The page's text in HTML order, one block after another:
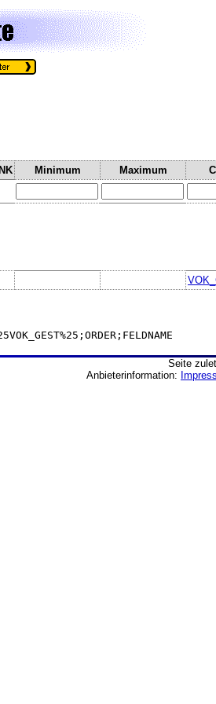
NK Minimum Maximum
Seite
Anbieterinformation: